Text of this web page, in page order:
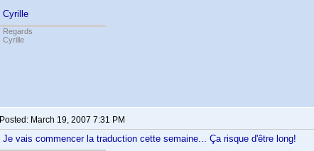
Cyrille
Regards
Cyrille
Posted: March 19, 2007 7:31 PM
Je vais commencer la traduction cette semaine... Ça risque d'être long!